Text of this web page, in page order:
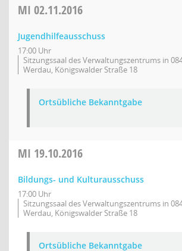
MI 02.11.2016
Jugendhilfeausschuss
17:00 Uhr
Sitzungssaal des Verwaltungszentrums in
Werdau, Königswalder Straße 18
Ortsübliche Bekanntgabe
MI 19.10.2016
Bildungs- und Kulturausschuss
17:00 Uhr
Sitzungssaal des Verwaltungszentrums in
Werdau, Königswalder Straße 18
Ortsübliche Bekanntgabe